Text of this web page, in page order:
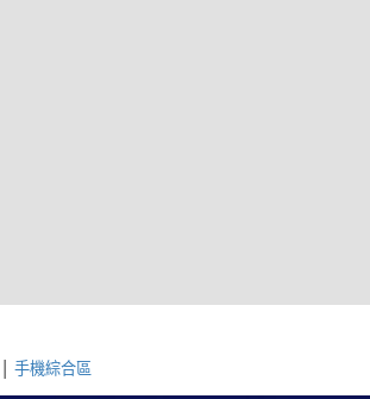
| 手機綜合區